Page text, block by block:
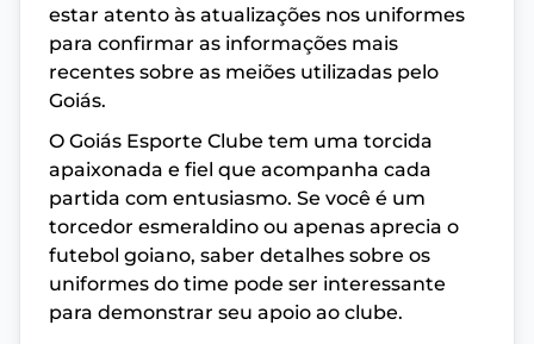
estar atento às atualizações nos uniformes
para confirmar as informações mais
recentes sobre as meiões utilizadas pelo
Goiás.
O Goiás Esporte Clube tem uma torcida
apaixonada e fiel que acompanha cada
partida com entusiasmo. Se você é um
torcedor esmeraldino ou apenas aprecia o
futebol goiano, saber detalhes sobre os
uniformes do time pode ser interessante
para demonstrar seu apoio ao clube.